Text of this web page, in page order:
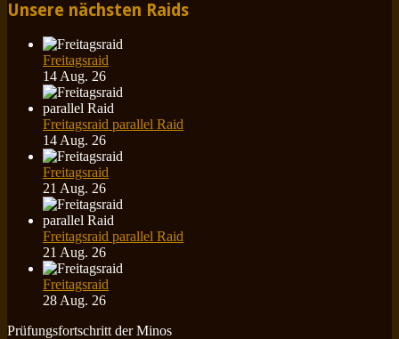
Unsere nächsten Raids
Freitagsraid
14 Aug. 26
Freitagsraid parallel Raid
14 Aug. 26
Freitagsraid
21 Aug. 26
Freitagsraid parallel Raid
21 Aug. 26
Freitagsraid
28 Aug. 26
Prüfungsfortschritt der Minos